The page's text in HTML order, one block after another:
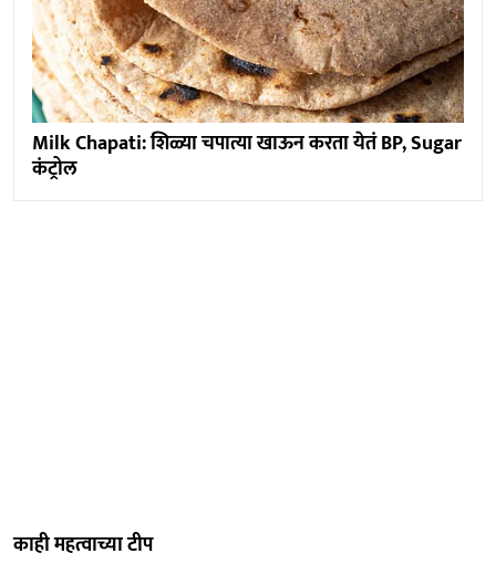
Milk Chapati: शिळ्या चपात्या खाऊन करता येतं BP, Sugar
कंट्रोल
काही महत्वाच्या टीप